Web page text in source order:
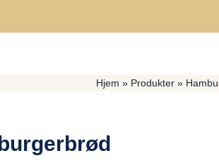
Hjem » Produkter»